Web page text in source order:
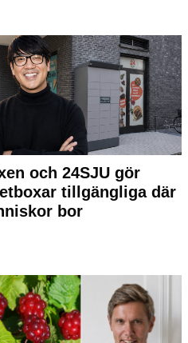
och 24SJU gör
tillgängliga där
bor